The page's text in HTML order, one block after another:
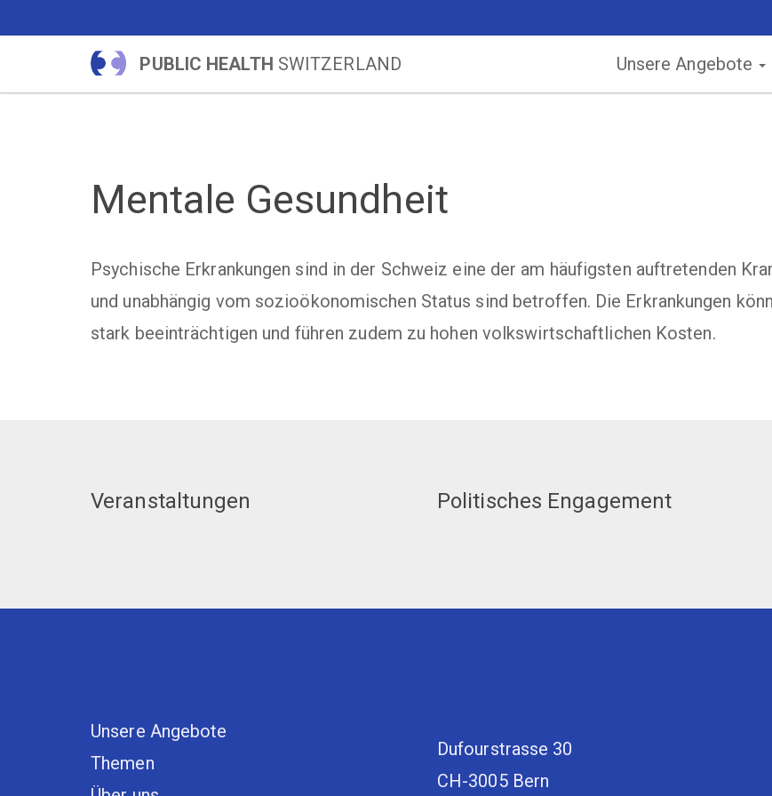
PUBLIC HEALTH SWITZERLAND Unsere Angebote
Mentale Gesundheit
Psychische Erkrankungen sind in der Schweiz eine der am häufigsten auftretenden
und unabhängig vom sozioökonomischen Status sind betroffen. Die Erkrankungen
stark beeinträchtigen und führen zudem zu hohen volkswirtschaftlichen Kosten.
Veranstaltungen Politisches Engagement
Unsere Angebote
Themen
Dufourstrasse 30
CH-3005 Bern